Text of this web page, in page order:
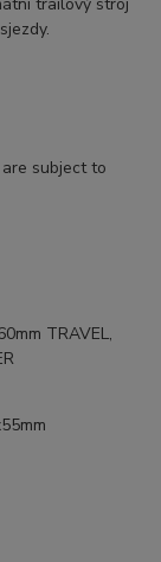
trailový stroj
subject to
TRAVEL,